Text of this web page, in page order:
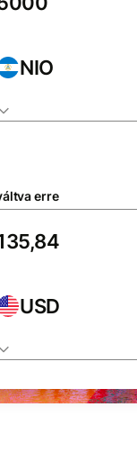
NIO
erre
USD